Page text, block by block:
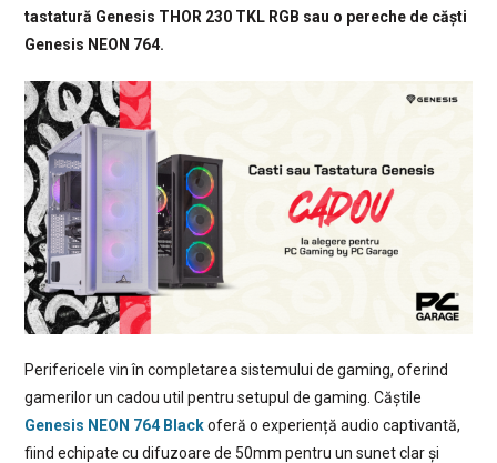
tastatură Genesis THOR 230 TKL RGB sau o pereche de căști
Genesis NEON 764.
Perifericele vin în completarea sistemului de gaming, oferind
gamerilor un cadou util pentru setupul de gaming. Căștile
Genesis NEON 764 Blackoferă o experiență audio captivantă,
fiind echipate cu difuzoare de 50mm pentru un sunet clar și